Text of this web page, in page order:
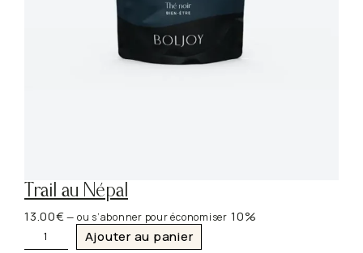
Trail au Népal
13.00€— ou s’abonner pour économiser 10%
Ajouter au panier